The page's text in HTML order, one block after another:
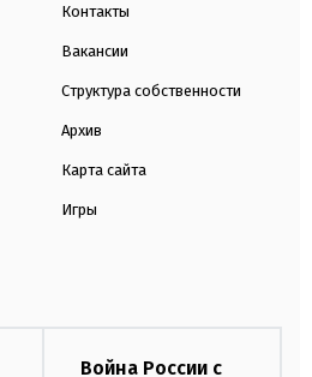
Контакты
Вакансии
Структура собственности
Архив
Карта сайта
Игры
Война России с